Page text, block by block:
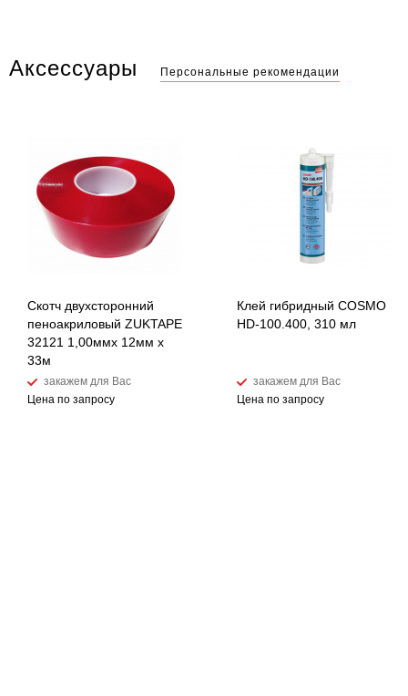
Аксессуары Персональные рекомендации
Скотч двухсторонний
пеноакриловый ZUKTAPE
32121 1,00ммх 12мм х
33м
закажем для Вас
Цена по запросу
Клей гибридный COSMO
HD-100.400, 310 мл
закажем для Вас
Цена по запросу